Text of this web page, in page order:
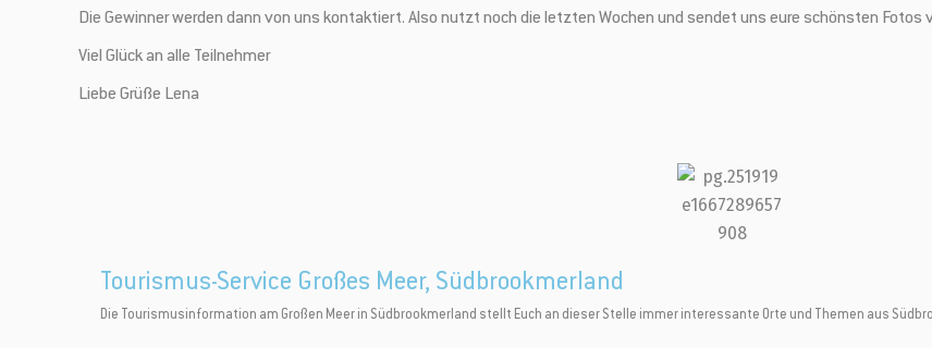
Die Gewinner werden dann von uns kontaktiert. Also nutzt noch die letzten Wochen und sendet uns eure schönsten Fotos
Viel Glück an alle Teilnehmer
Liebe Grüße Lena
Tourismus-Service Großes Meer, Südbrookmerland
Die Tourismusinformation am Großen Meer in Südbrookmerland stellt Euch an dieser Stelle immer interessante Orte und Themen aus